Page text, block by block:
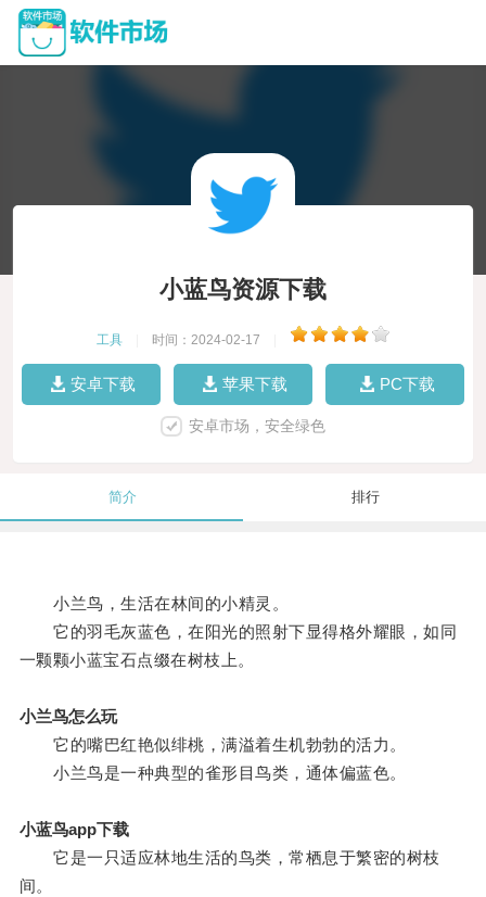
小蓝鸟资源下载
工具 时间：2024-02-17
安卓下载 苹果下载 PC下载
安卓市场，安全绿色
简介 排行
小兰鸟，生活在林间的小精灵。
它的羽毛灰蓝色，在阳光的照射下显得格外耀眼，如同
一颗颗小蓝宝石点缀在树枝上。
小兰鸟怎么玩
它的嘴巴红艳似绯桃，满溢着生机勃勃的活力。
小兰鸟是一种典型的雀形目鸟类，通体偏蓝色。
小蓝鸟app下载
它是一只适应林地生活的鸟类，常栖息于繁密的树枝
间。